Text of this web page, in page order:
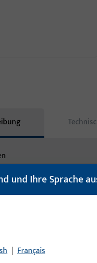
und Ihre Sprache
| Français